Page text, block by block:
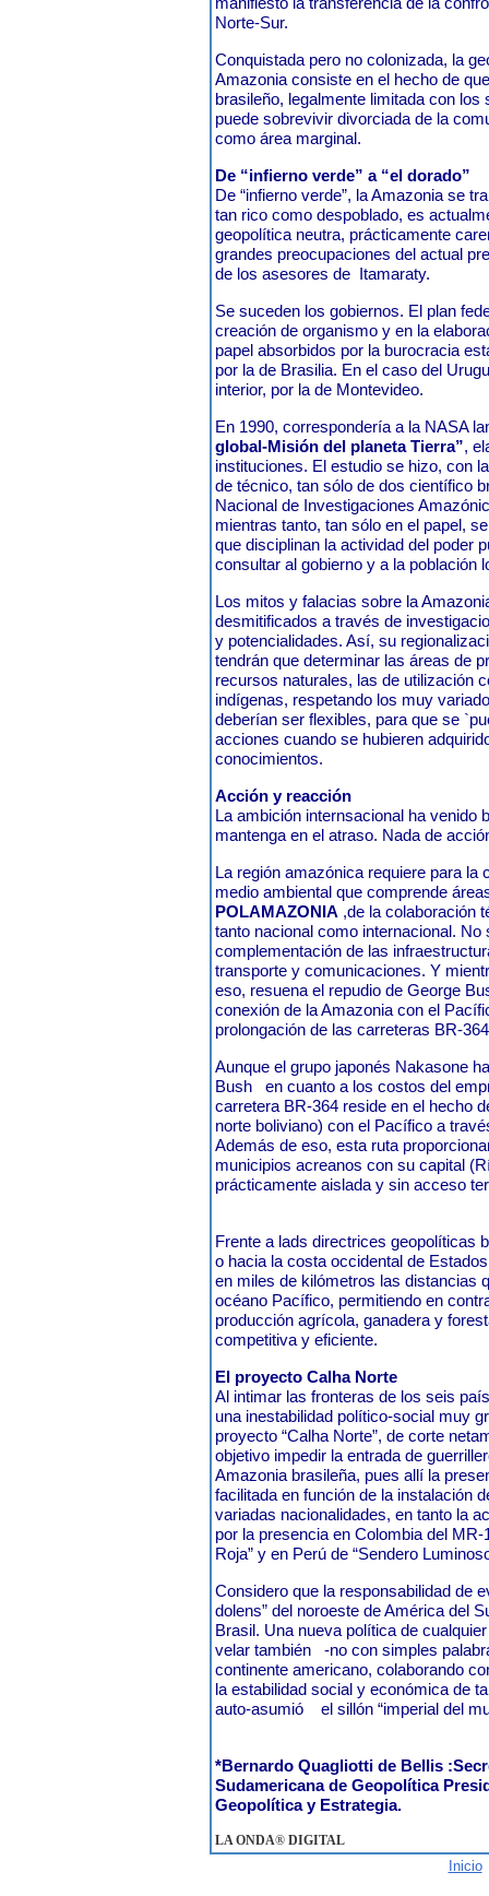
Norte-Sur.
Conquistada pero no colonizada, la
Amazonia consiste en el hecho de
brasileño, legalmente limitada con
puede sobrevivir divorciada de la
como área marginal.
De “infierno verde” a “el dorado”
De “infierno verde”, la Amazonia se
tan rico como despoblado, es
geopolítica neutra, prácticamente
grandes preocupaciones del actual
de los asesores de Itamaraty.
Se suceden los gobiernos. El plan
creación de organismo y en la
papel absorbidos por la burocracia
por la de Brasilia. En el caso del
interior, por la de Montevideo.
En 1990, correspondería a la NASA
global-Misión del planeta Tierra”,
instituciones. El estudio se hizo, con
de técnico, tan sólo de dos científico
Nacional de Investigaciones
mientras tanto, tan sólo en el papel,
que disciplinan la actividad del poder
consultar al gobierno y a la población
Los mitos y falacias sobre la
desmitificados a través de
y potencialidades. Así, su
tendrán que determinar las áreas de
recursos naturales, las de utilización
indígenas, respetando los muy
deberían ser flexibles, para que se
acciones cuando se hubieren
conocimientos.
Acción y reacción
La ambición internsacional ha venido
mantenga en el atraso. Nada de
La región amazónica requiere para la
medio ambiental que comprende
POLAMAZONIA ,de la colaboración
tanto nacional como internacional.
complementación de las
transporte y comunicaciones. Y
eso, resuena el repudio de George
conexión de la Amazonia con el
prolongación de las carreteras BR-
Aunque el grupo japonés Nakasone
Bush
en cuanto a los costos del
carretera BR-364 reside en el hecho
norte boliviano) con el Pacífico a
Además de eso, esta ruta
municipios acreanos con su capital
prácticamente aislada y sin acceso
Frente a lads directrices geopolíticas
o hacia la costa occidental de
en miles de kilómetros las distancias
océano Pacífico, permitiendo en
producción agrícola, ganadera y
competitiva y eficiente.
El proyecto Calha Norte
Al intimar las fronteras de los seis
una inestabilidad político-social muy
proyecto “Calha Norte”, de corte
objetivo impedir la entrada de
Amazonia brasileña, pues allí la
facilitada en función de la instalación
variadas nacionalidades, en tanto la
por la presencia en Colombia del MR-
Roja” y en Perú de “Sendero
Considero que la responsabilidad de
dolens” del noroeste de América del
Brasil. Una nueva política de
velar también
-no con simples
continente americano, colaborando
la estabilidad social y económica de
auto-asumió
el sillón “imperial del
*Bernardo Quagliotti de Bellis
Sudamericana de Geopolítica
Geopolítica y Estrategia.
LA ONDA® DIGITAL
Inicio